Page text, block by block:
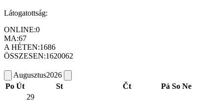
Látogatottság:
ONLINE:0
MA:67
A HÉTEN:1686
ÖSSZESEN:1620062
Augusztus2026
Po Út St Čt Pá So Ne
29